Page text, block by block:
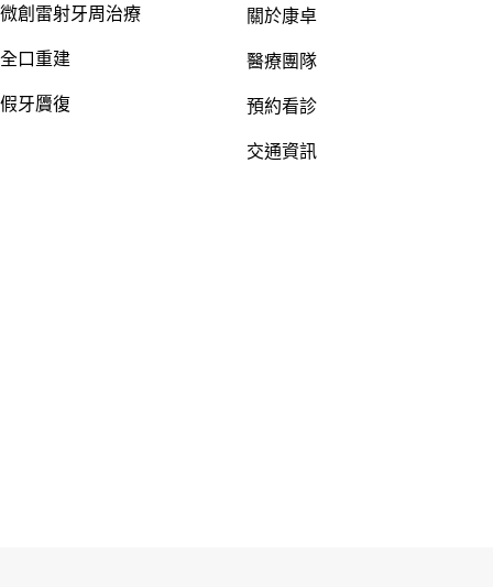
微創雷射牙周治療
全口重建
假牙贗復
關於康卓
醫療團隊
預約看診
交通資訊